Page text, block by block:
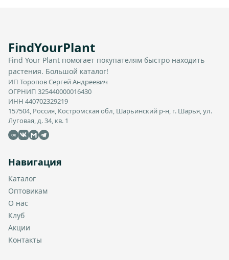
FindYourPlant
Find Your Plant помогает покупателям быстро находить
растения. Большой каталог!
ИП Торопов Сергей Андреевич
ОГРНИП 325440000016430
ИНН 440702329219
157504, Россия, Костромская обл, Шарьинский р-н, г. Шарья, ул.
Луговая, д. 34, кв. 1
OK
Навигация
Каталог
Оптовикам
О нас
Клуб
Акции
Контакты